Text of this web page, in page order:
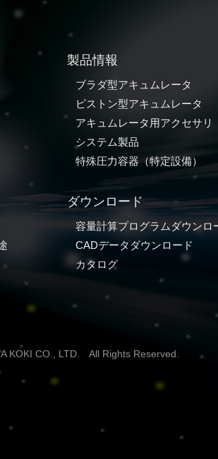
製品情報
ブラダ型アキュムレータ
ピストン型アキュムレータ
アキュムレータ用アクセサリ
システム製品
特殊圧力容器（特定設備）
ダウンロード
容量計算プログラムダウンロ
CADデータダウンロード
カタログ
KOKI CO., LTD. All Rights Reserved.